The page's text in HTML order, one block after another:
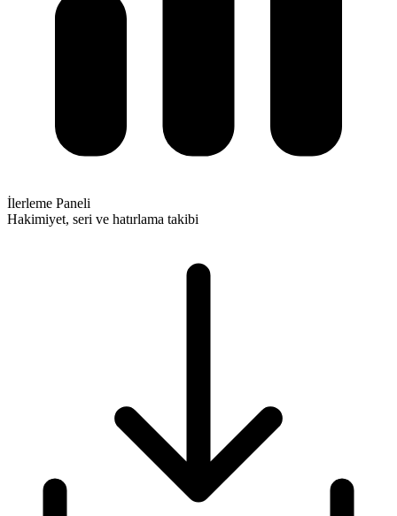
İlerleme Paneli
Hakimiyet, seri ve hatırlama takibi